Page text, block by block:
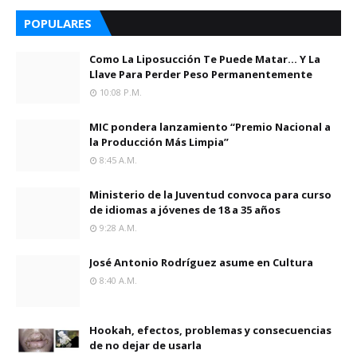
POPULARES
Como La Liposucción Te Puede Matar… Y La
Llave Para Perder Peso Permanentemente
10:08 P.m.
MIC pondera lanzamiento “Premio Nacional a
la Producción Más Limpia”
8:45 A.m.
Ministerio de la Juventud convoca para curso
de idiomas a jóvenes de 18 a 35 años
9:28 A.m.
José Antonio Rodríguez asume en Cultura
8:40 A.m.
Hookah, efectos, problemas y consecuencias
de no dejar de usarla